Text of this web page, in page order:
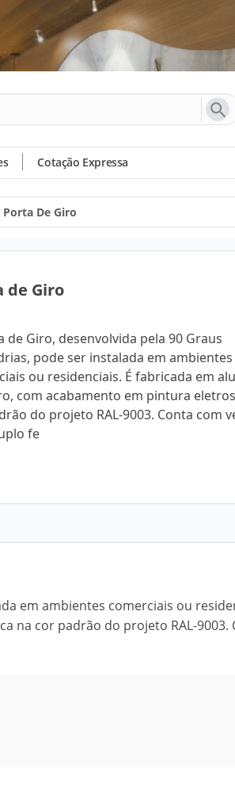
Cotação Expressa
Porta De Giro
de Giro
de Giro, desenvolvida pela 90 Graus
pode ser instalada em ambientes
ou residenciais. É fabricada em
com acabamento em pintura
do projeto RAL-9003. Conta com
fe
em ambientes comerciais ou
na cor padrão do projeto RAL-9003.